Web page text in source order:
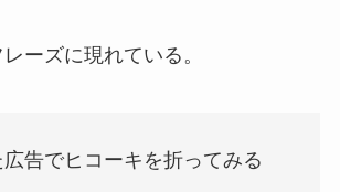
ーズに現れている。
告でヒコーキを折ってみる